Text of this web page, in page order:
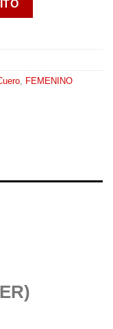
, FEMENINO